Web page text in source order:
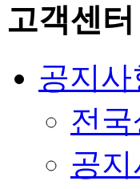
고객센터
공지사
전
공